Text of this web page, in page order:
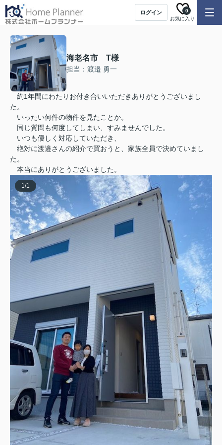
ログイン
お気に入り
0
海老名市 T様
担当：渡邉 勇一
約1年間にわたりお付き合いいただきありがとうございまし
た。
いったい何件の物件を見たことか。
同じ質問も何度してしまい、すみませんでした。
いつも優しく対応していただき、
絶対に渡邉さんの紹介で買おうと、家族全員で決めていまし
た。
本当にありがとうございました。
1/1